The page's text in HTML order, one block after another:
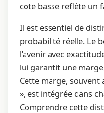
cote basse reflète un
Il est essentiel de
probabilité réelle. Le
l’avenir avec
lui garantit une
Cette marge, souvent
», est intégrée dans
Comprendre cette